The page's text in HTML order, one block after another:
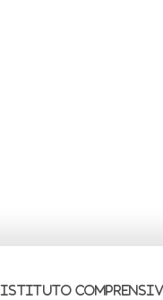
ISTITUTO